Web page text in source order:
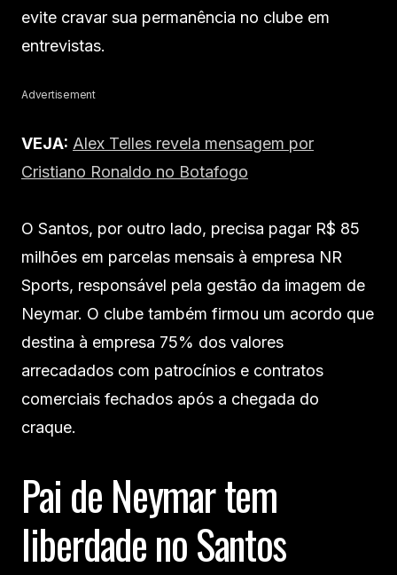
evite cravar sua permanência no clube em
entrevistas.
Advertisement
VEJA: Alex Telles revela mensagem por
Cristiano Ronaldo no Botafogo
O Santos, por outro lado, precisa pagar R$ 85
milhões em parcelas mensais à empresa NR
Sports, responsável pela gestão da imagem de
Neymar. O clube também firmou um acordo que
destina à empresa 75% dos valores
arrecadados com patrocínios e contratos
comerciais fechados após a chegada do
craque.
Pai de Neymar tem
liberdade no Santos